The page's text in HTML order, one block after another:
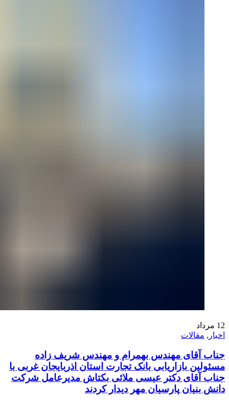
12 مرداد
اخبار , مقالات
جناب آقای مهندس بهمرام و مهندس شریف زاده
مسئولین بازاریابی بانک تجارت استان اذربایجان غربی با
جناب آقای دکتر عیسی ملائی بکتاش مدیرعامل شرکت
دانش بنیان پارسیان مهر دیدار کردند